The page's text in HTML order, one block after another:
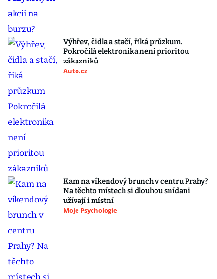
Výhřev, čidla a stačí, říká průzkum.
Pokročilá elektronika není prioritou
zákazníků
Auto.cz
Kam na víkendový brunch v centru Prahy?
Na těchto místech si dlouhou snídani
užívají i místní
Moje Psychologie